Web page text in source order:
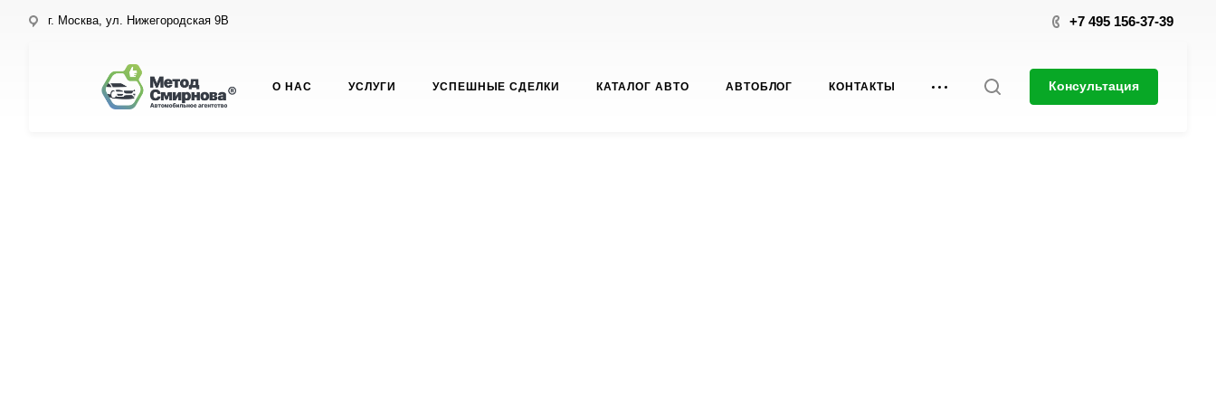
г. Москва, ул. Нижегородская 9В +7 495 156-37-39
О НАС УСЛУГИ УСПЕШНЫЕ СДЕЛКИ КАТАЛОГ АВТО АВТОБЛОГ КОНТАКТЫ Консультация